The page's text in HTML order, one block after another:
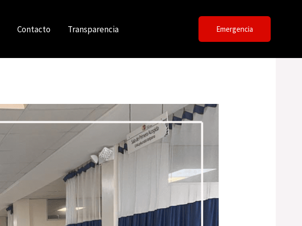
Contacto Transparencia Emergencia